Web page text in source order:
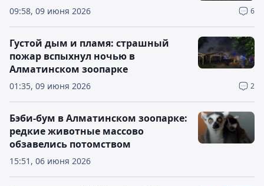
09:58, 09 июня 2026 6
01:35, 09 июня 2026 2
Густой дым и пламя: страшный
пожар вспыхнул ночью в
Алматинском зоопарке
15:51, 06 июня 2026
Бэби-бум в Алматинском зоопарке:
редкие животные массово
обзавелись потомством